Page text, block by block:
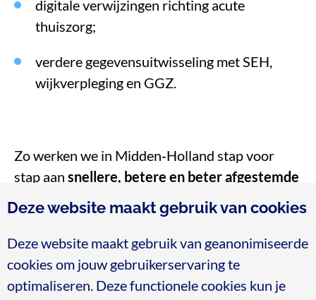
digitale verwijzingen richting acute
thuiszorg;
verdere gegevensuitwisseling met SEH,
wijkverpleging en GGZ.
Zo werken we in Midden‑Holland stap voor
stap aan snellere, betere en beter afgestemde
acute zorg
Deze website maakt gebruik van cookies
Deze website maakt gebruik van geanonimiseerde
cookies om jouw gebruikerservaring te
optimaliseren. Deze functionele cookies kun je